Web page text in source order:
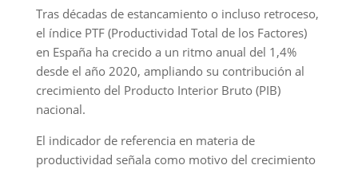
Tras décadas de estancamiento o incluso retroceso,
el índice PTF (Productividad Total de los Factores)
en España ha crecido a un ritmo anual del 1,4%
desde el año 2020, ampliando su contribución al
crecimiento del Producto Interior Bruto (PIB)
nacional.
El indicador de referencia en materia de
productividad señala como motivo del crecimiento